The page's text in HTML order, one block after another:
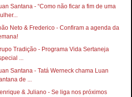
Santana - “Como não ficar a fim de uma
Neto & Frederico - Confiram a agenda da
Tradição - Programa Vida Sertaneja
...
Santana - Tatá Werneck chama Luan
de ...
& Juliano - Se liga nos próximos